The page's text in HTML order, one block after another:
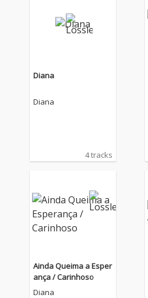
Diana
Diana
4 tracks
Ainda Queima a Esper
ança / Carinhoso
Diana